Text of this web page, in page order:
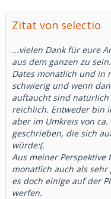
Zitat von selectio
...vielen Dank für eure
aus dem ganzen zu
Dates monatlich und in
schwierig und wenn
auftaucht sind natürlich
reichlich. Entweder bin
aber im Umkreis von
geschrieben, die sich
würde:(.
Aus meiner Perspektive
monatlich auch als
es doch einige auf der
werfen.